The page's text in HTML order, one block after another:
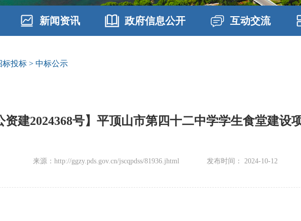
新闻资讯 政府信息公开 互动交流
标投标 > 中标公示
资建2024368号】平顶山市第四十二中学学生食堂建设
来源：http://ggzy.pds.gov.cn/jscqpdss/81936.jhtml 发布时间： 2024-10-12